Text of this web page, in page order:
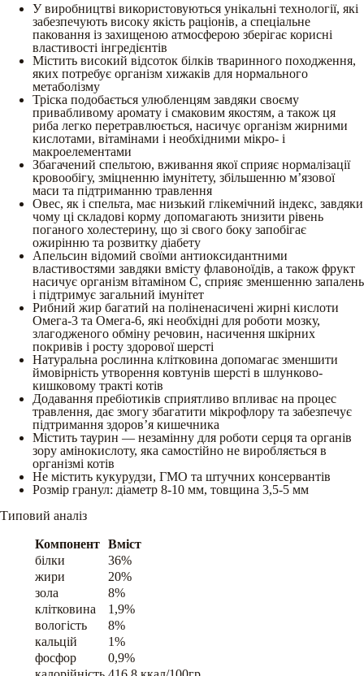
У виробництві використовуються унікальні технології, які
забезпечують високу якість раціонів, а спеціальне
паковання із захищеною атмосферою зберігає корисні
властивості інгредієнтів
Містить високий відсоток білків тваринного походження,
яких потребує організм хижаків для нормального
метаболізму
Тріска подобається улюбленцям завдяки своєму
привабливому аромату і смаковим якостям, а також ця
риба легко перетравлюється, насичує організм жирними
кислотами, вітамінами і необхідними мікро- і
макроелементами
Збагачений спельтою, вживання якої сприяє нормалізації
кровообігу, зміцненню імунітету, збільшенню м’язової
маси та підтриманню травлення
Овес, як і спельта, має низький глікемічний індекс, завдяки
чому ці складові корму допомагають знизити рівень
поганого холестерину, що зі свого боку запобігає
ожирінню та розвитку діабету
Апельсин відомий своїми антиоксидантними
властивостями завдяки вмісту флавоноїдів, а також фрукт
насичує організм вітаміном С, сприяє зменшенню запалень
і підтримує загальний імунітет
Рибний жир багатий на поліненасичені жирні кислоти
Омега-3 та Омега-6, які необхідні для роботи мозку,
злагодженого обміну речовин, насичення шкірних
покривів і росту здорової шерсті
Натуральна рослинна клітковина допомагає зменшити
ймовірність утворення ковтунів шерсті в шлунково-
кишковому тракті котів
Додавання пребіотиків сприятливо впливає на процес
травлення, дає змогу збагатити мікрофлору та забезпечує
підтримання здоров’я кишечника
Містить таурин — незамінну для роботи серця та органів
зору амінокислоту, яка самостійно не виробляється в
організмі котів
Не містить кукурудзи, ГМО та штучних консервантів
Розмір гранул: діаметр 8-10 мм, товщина 3,5-5 мм
Типовий аналіз
Компонент Вміст
білки
36%
жири
20%
зола
8%
клітковина
1,9%
вологість
8%
кальцій
1%
фосфор
0,9%